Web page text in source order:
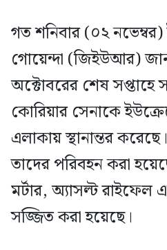
গত শনিবার (০২
গোয়েন্দা (জিইউআর)
অক্টোবরের শেষ সপ্তাহে
কোরিয়ার সেনাকে
এলাকায় স্থানান্তর
তাদের পরিবহন করা
মর্টার, অ্যাসল্ট রাইফেল
সজ্জিত করা হয়েছে।